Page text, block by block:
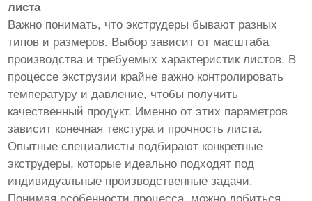
листа
Важно понимать, что экструдеры бывают разных
типов и размеров. Выбор зависит от масштаба
производства и требуемых характеристик листов. В
процессе экструзии крайне важно контролировать
температуру и давление, чтобы получить
качественный продукт. Именно от этих параметров
зависит конечная текстура и прочность листа.
Опытные специалисты подбирают конкретные
экструдеры, которые идеально подходят под
индивидуальные производственные задачи.